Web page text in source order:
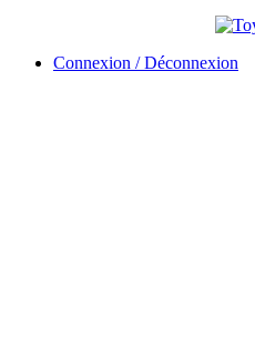
Connexion / Déconnexion